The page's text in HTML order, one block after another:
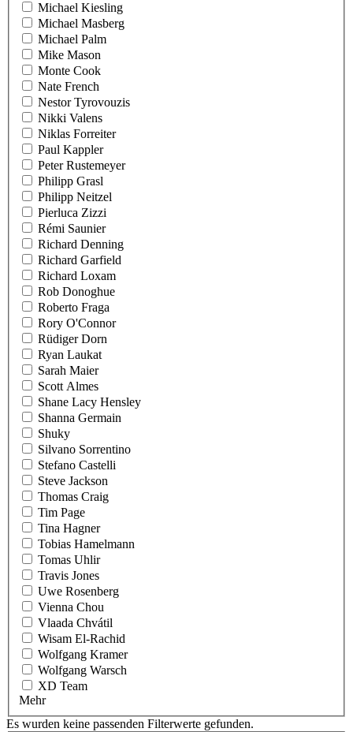
Michael Kiesling
Michael Masberg
Michael Palm
Mike Mason
Monte Cook
Nate French
Nestor Tyrovouzis
Nikki Valens
Niklas Forreiter
Paul Kappler
Peter Rustemeyer
Philipp Grasl
Philipp Neitzel
Pierluca Zizzi
Rémi Saunier
Richard Denning
Richard Garfield
Richard Loxam
Rob Donoghue
Roberto Fraga
Rory O'Connor
Rüdiger Dorn
Ryan Laukat
Sarah Maier
Scott Almes
Shane Lacy Hensley
Shanna Germain
Shuky
Silvano Sorrentino
Stefano Castelli
Steve Jackson
Thomas Craig
Tim Page
Tina Hagner
Tobias Hamelmann
Tomas Uhlir
Travis Jones
Uwe Rosenberg
Vienna Chou
Vlaada Chvátil
Wisam El-Rachid
Wolfgang Kramer
Wolfgang Warsch
XD Team
Mehr
Es wurden keine passenden Filterwerte gefunden.